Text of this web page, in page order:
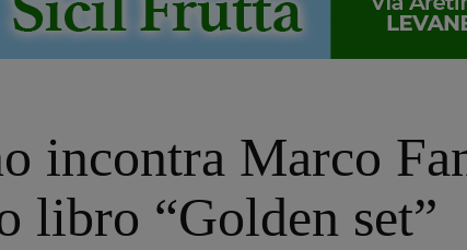
incontra Marco
libro “Golden set”